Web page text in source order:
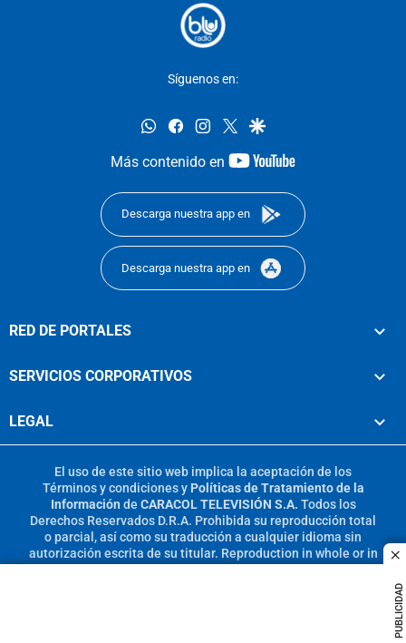
PUBLICIDAD
Síguenos en:
whatsappfacebookinstagram
twittergoogle
Más contenido en
youtube-
Descarga nuestra app en
Descarga nuestra app en
RED DE PORTALES
SERVICIOS CORPORATIVOS
LEGAL
El uso de este sitio web implica la aceptación de los
Términos y condicionesy Políticas de Tratamiento de la
Información de CARACOL TELEVISIÓN S.A. Todos los
Derechos Reservados D.R.A. Prohibida su reproducción total
o parcial, así como su traducción a cualquier idioma sin
autorización escrita de su titular. Reproduction in whole or in